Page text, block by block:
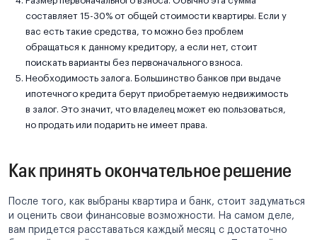
составляет 15-30% от общей стоимости квартиры. Если у
вас есть такие средства, то можно без проблем
обращаться к данному кредитору, а если нет, стоит
поискать варианты без первоначального взноса.
Необходимость залога. Большинство банков при выдаче
ипотечного кредита берут приобретаемую недвижимость
в залог. Это значит, что владелец может ею пользоваться,
но продать или подарить не имеет права.
Как принять окончательное решение
После того, как выбраны квартира и банк, стоит задуматься
и оценить свои финансовые возможности. На самом деле,
вам придется расставаться каждый месяц с достаточно